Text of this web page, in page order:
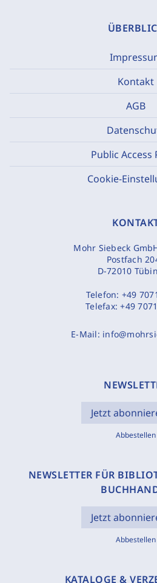
Kontakt
AGB
Public Access
Cookie-
Mohr Siebeck
Postfach
D-72010
Telefon: +49
Telefax:+49
E-Mail:
Jetzt
Abbestellen
NEWSLETTER FÜR
Jetzt
Abbestellen
KATALOGE &